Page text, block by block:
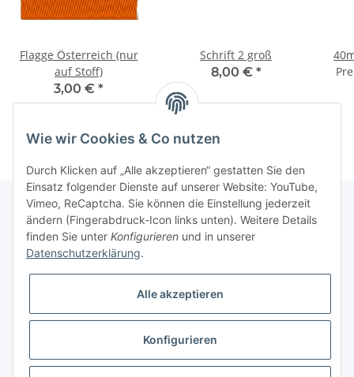
Flagge Österreich (nur
auf Stoff)
3,00 € *
Schrift 2 groß
8,00 € *
Informationen
Galerie
* Keine Ausweisung der Mehrwertsteuer gemäß Klein-Unternehmer-Regelung.,
Wie wir Cookies & Co nutzen
Durch Klicken auf „Alle akzeptieren“ gestatten Sie den
Einsatz folgender Dienste auf unserer Website: YouTube,
Vimeo, ReCaptcha. Sie können die Einstellung jederzeit
ändern (Fingerabdruck-Icon links unten). Weitere Details
finden Sie unter Konfigurieren und in unserer
Datenschutzerklärung.
Alle akzeptieren
Konfigurieren